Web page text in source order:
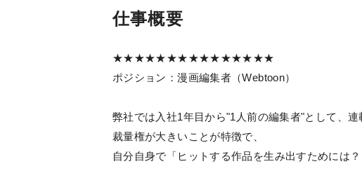
仕事概要
★★★★★★★★★★★★★★★
ポジション：漫画編集者（Webtoon）
弊社では入社1年目から"1人前の編集者"として、連
裁量権が大きいことが特徴で、
自分自身で「ヒットする作品を生み出すためには